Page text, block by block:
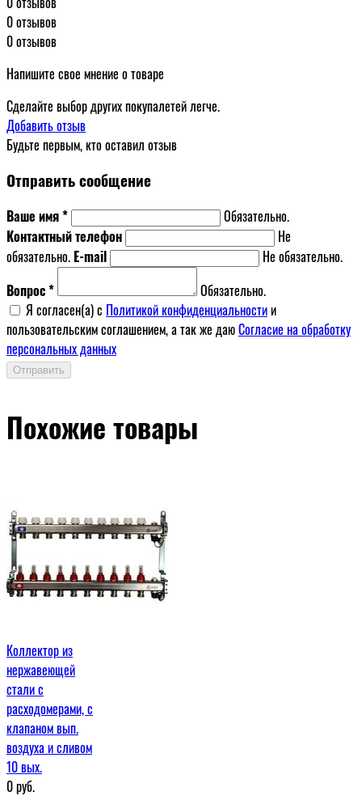
0 отзывов
0 отзывов
Напишите свое мнение о товаре
Сделайте выбор других покупалетей легче.
Добавить отзыв
Будьте первым, кто оставил отзыв
Отправить сообщение
Ваше имя *
Обязательно.
Контактный телефон
Не
обязательно. E-mail
Не обязательно.
Вопрос *
Обязательно.
Я согласен(a) с Политикой конфиденциальностии
пользовательским соглашением, а так же даюСогласие на обработку
персональных данных
Отправить
Похожие товары
Коллектор из
нержавеющей
стали с
расходомерами, с
клапаном вып.
воздуха и сливом
10 вых.
0руб.